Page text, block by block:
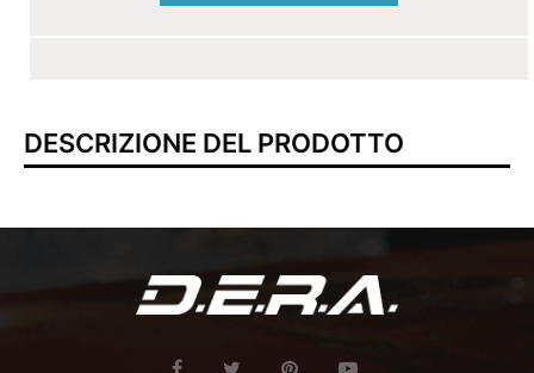
DESCRIZIONE DEL PRODOTTO